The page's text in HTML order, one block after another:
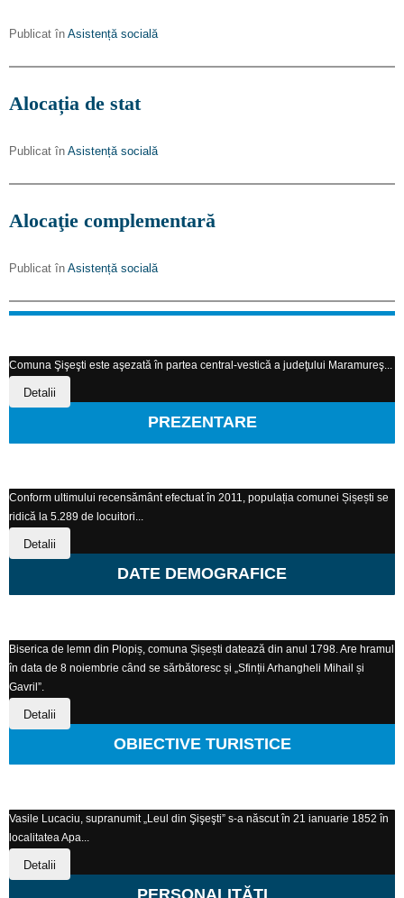
Publicat în Asistență socială
Alocația de stat
Publicat în Asistență socială
Alocaţie complementară
Publicat în Asistență socială
Comuna Şişeşti este aşezată în partea central-vestică a judeţului Maramureş...
Detalii
PREZENTARE
Conform ultimului recensământ efectuat în 2011, populația comunei Șișești se
ridică la 5.289 de locuitori...
Detalii
DATE DEMOGRAFICE
Biserica de lemn din Plopiș, comuna Șișești datează din anul 1798. Are hramul
în data de 8 noiembrie când se sărbătoresc și „Sfinții Arhangheli Mihail și
Gavril”.
Detalii
OBIECTIVE TURISTICE
Vasile Lucaciu, supranumit „Leul din Şişeşti” s-a născut în 21 ianuarie 1852 în
localitatea Apa...
Detalii